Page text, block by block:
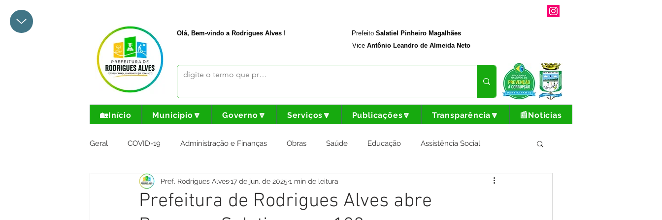
Olá, Bem-vindo a Rodrigues Alves ! Prefeito Salatiel Pinheiro Magalhães
Vice Antônio Leandro de Almeida Neto
🏡Início Município🔽 Governo🔽 Serviços🔽 Publicações🔽 Transparência🔽 📰Notícias
Geral COVID-19 Administração e Finanças Obras Saúde Educação Assistência Social
Meio Ambiente e Turismo Institucional e Governo Cultura Esporte e Lazer
Prefeitura de Rodrigues Alves abre
Pref. Rodrigues Alves17 de jun. de 2025 1 min de leitura